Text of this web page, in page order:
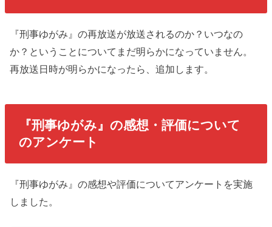
『刑事ゆがみ』の再放送が放送されるのか？いつなの
か？ということについてまだ明らかになっていません。
再放送日時が明らかになったら、追加します。
『刑事ゆがみ』の感想・評価について
のアンケート
『刑事ゆがみ』の感想や評価についてアンケートを実施
しました。